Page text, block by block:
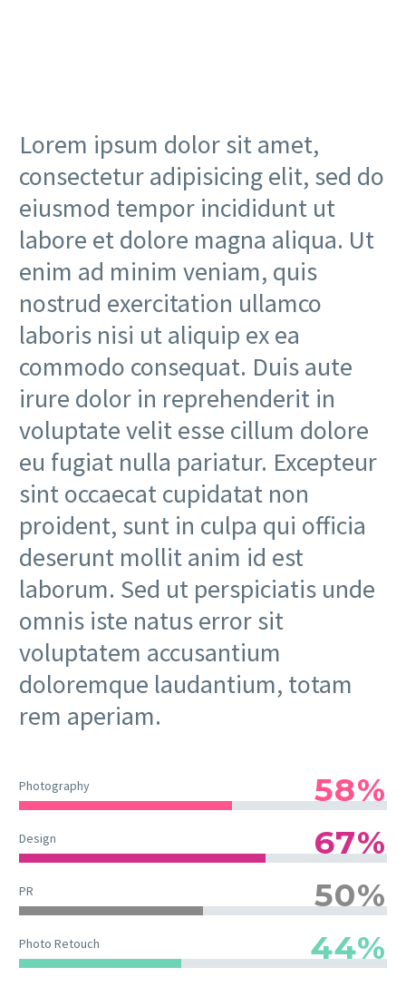
Lorem ipsum dolor sit amet,
consectetur adipisicing elit, sed do
eiusmod tempor incididunt ut
labore et dolore magna aliqua. Ut
enim ad minim veniam, quis
nostrud exercitation ullamco
laboris nisi ut aliquip ex ea
commodo consequat. Duis aute
irure dolor in reprehenderit in
voluptate velit esse cillum dolore
eu fugiat nulla pariatur. Excepteur
sint occaecat cupidatat non
proident, sunt in culpa qui officia
deserunt mollit anim id est
laborum. Sed ut perspiciatis unde
omnis iste natus error sit
voluptatem accusantium
doloremque laudantium, totam
rem aperiam.
Photography 58%
Design 67%
PR 50%
Photo Retouch 44%